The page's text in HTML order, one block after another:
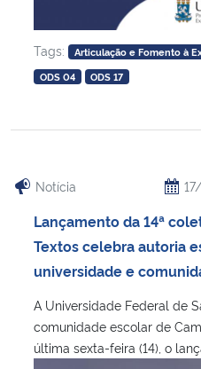
Tags: Articulação e Fomento à
ODS 04
ODS 17
Notícia
Lançamento da 14ª
Textos celebra autoria
universidade e
A Universidade Federal de
comunidade escolar de
última sexta-feira (14), o